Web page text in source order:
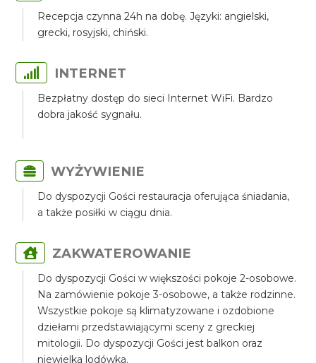
Recepcja czynna 24h na dobę. Języki: angielski,
grecki, rosyjski, chiński.
INTERNET
Bezpłatny dostęp do sieci Internet WiFi. Bardzo
dobra jakość sygnału.
WYŻYWIENIE
Do dyspozycji Gości restauracja oferująca śniadania,
a także posiłki w ciągu dnia.
ZAKWATEROWANIE
Do dyspozycji Gości w większości pokoje 2-osobowe.
Na zamówienie pokoje 3-osobowe, a także rodzinne.
Wszystkie pokoje są klimatyzowane i ozdobione
dziełami przedstawiającymi sceny z greckiej
mitologii. Do dyspozycji Gości jest balkon oraz
niewielka lodówka.